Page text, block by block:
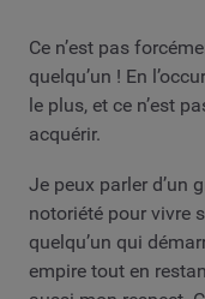
Ce n’est pas
quelqu’un ! En
le plus, et ce n’est
acquérir.
Je peux parler d’un
notoriété pour vivre
quelqu’un qui
empire tout en